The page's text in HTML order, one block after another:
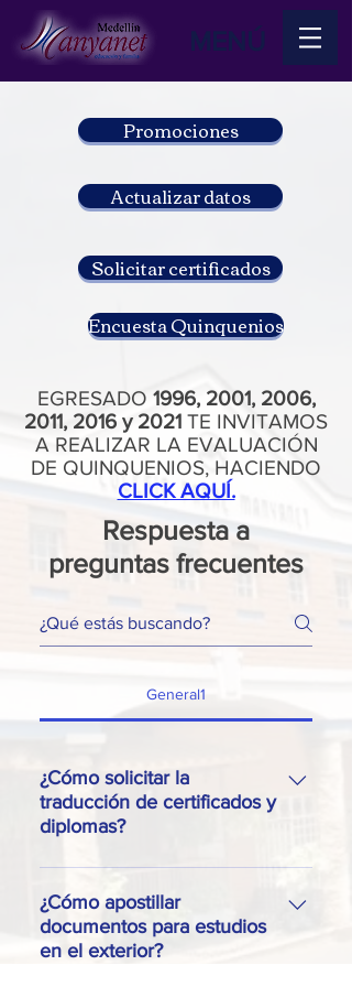
MENÚ
Promociones
Actualizar datos
Solicitar certificados
Encuesta Quinquenios
EGRESADO 1996, 2001, 2006,
2011, 2016 y 2021 TE INVITAMOS
A REALIZAR LA EVALUACIÓN
DE QUINQUENIOS, HACIENDO
CLICK AQUÍ.
Respuesta a
preguntas frecuentes
General1
¿Cómo solicitar la
traducción de certificados y
diplomas?
El Colegio Padre Manyanet no es
una agencia autorizada para la
traducción de documentos
oficiales. Los certificados serán
¿Cómo apostillar
documentos para estudios
en el exterior?